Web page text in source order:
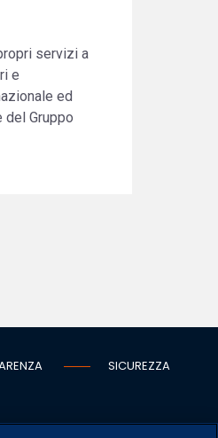
servizi a
e
ed
del Gruppo
SICUREZZA